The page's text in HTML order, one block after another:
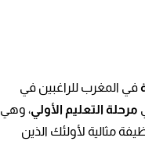
في المغرب للراغبين في
مرحلة التعليم الأولي، وهي
مثالية لأولئك الذين